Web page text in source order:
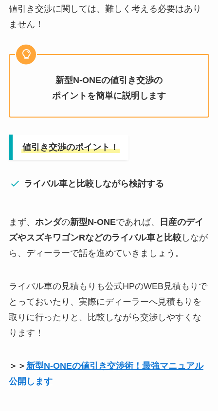
値引き交渉に関しては、難しく考える必要はあり
ません！
新型N-ONEの値引き交渉の
ポイントを簡単に説明します
値引き交渉のポイント！
ライバル車と比較しながら検討する
まず、 ホンダの新型N-ONEであれば、
日産のデイ
ズやスズキワゴンRなどのライバル車と比較しなが
ら、ディーラーで話を進めていきましょう。
ライバル車の見積もりも公式HPのWEB見積もりで
とっておいたり、実際にディーラーへ見積もりを
取りに行ったりと、比較しながら交渉しやすくな
ります！
＞＞ 新型N-ONEの値引き交渉術！最強マニュアル
公開します